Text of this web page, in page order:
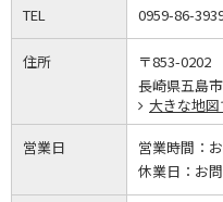
TEL 0959-86-
住所
〒853-0202
長崎県五島
大きな地図
営業日 営業時間：
休業日： お